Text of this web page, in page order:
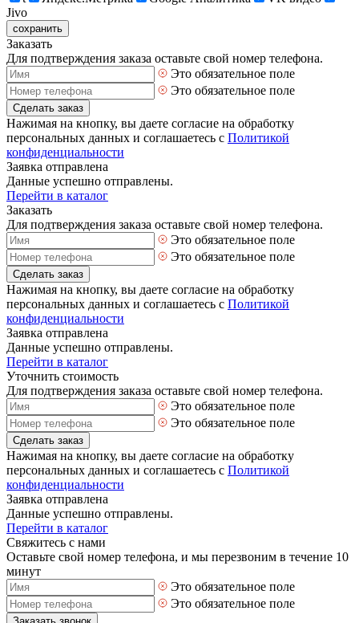
Jivo
сохранить
Заказать
Для подтверждения заказа оставьте свой номер телефона.
Это обязательное поле
Это обязательное поле
Сделать заказ
Нажимая на кнопку, вы даете согласие на обработку
персональных данных и соглашаетесь с Политикой
конфиденциальности
Заявка отправлена
Данные успешно отправлены.
Перейти в каталог
Заказать
Для подтверждения заказа оставьте свой номер телефона.
Это обязательное поле
Это обязательное поле
Сделать заказ
Нажимая на кнопку, вы даете согласие на обработку
персональных данных и соглашаетесь с Политикой
конфиденциальности
Заявка отправлена
Данные успешно отправлены.
Перейти в каталог
Уточнить стоимость
Для подтверждения заказа оставьте свой номер телефона.
Это обязательное поле
Это обязательное поле
Сделать заказ
Нажимая на кнопку, вы даете согласие на обработку
персональных данных и соглашаетесь с Политикой
конфиденциальности
Заявка отправлена
Данные успешно отправлены.
Перейти в каталог
Свяжитесь с нами
Оставьте свой номер телефона, и мы перезвоним в течение 10
минут
Это обязательное поле
Это обязательное поле